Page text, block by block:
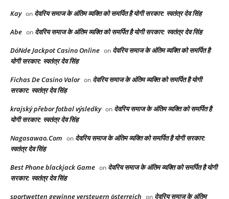
Kay on देवरिय समाज के अंतिम व्यक्ति को समर्पित है योगी सरकार: स्वतंत्र देव सिंह
Abe on देवरिय समाज के अंतिम व्यक्ति को समर्पित है योगी सरकार: स्वतंत्र देव सिंह
DóNde Jackpot Casino Online on देवरिय समाज के अंतिम व्यक्ति को समर्पित है
योगी सरकार: स्वतंत्र देव सिंह
Fichas De Casino Valor on देवरिय समाज के अंतिम व्यक्ति को समर्पित है योगी
सरकार: स्वतंत्र देव सिंह
krajský přebor fotbal výsledky on देवरिय समाज के अंतिम व्यक्ति को समर्पित है
योगी सरकार: स्वतंत्र देव सिंह
Nagasawao.Com on देवरिय समाज के अंतिम व्यक्ति को समर्पित है योगी सरकार:
स्वतंत्र देव सिंह
Best Phone blackjack Game on देवरिय समाज के अंतिम व्यक्ति को समर्पित है योगी
सरकार: स्वतंत्र देव सिंह
sportwetten gewinne versteuern österreich on देवरिय समाज के अंतिम